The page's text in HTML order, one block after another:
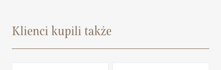
Klienci kupili także